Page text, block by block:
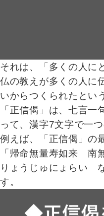
それは、「多くの人に
仏の教えが多くの人に
いからつくられたとい
「正信偈」は、七言
って、漢字7文字で一
例えば、「正信偈」の
「帰命無量寿如来 南
りょうじゅにょらい
す。